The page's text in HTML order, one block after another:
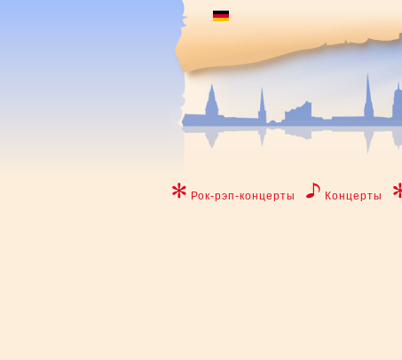
Рок-рэп-концерты Концерты